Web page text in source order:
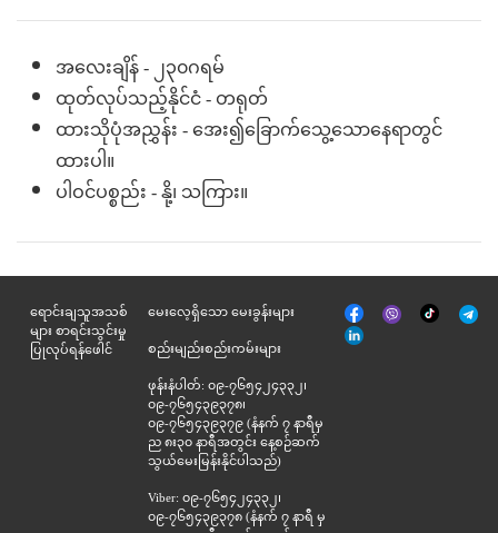
အလေးချိန် - ၂၃၀ဂရမ်
ထုတ်လုပ်သည့်နိုင်ငံ - တရုတ်
ထားသိုပုံအညွှန်း - အေး၍ခြောက်သွေ့သောနေရာတွင်
ထားပါ။
ပါဝင်ပစ္စည်း - နို့၊ သကြား။
ရောင်းချသူအသစ်
များ စာရင်းသွင်းမှု
ပြုလုပ်ရန်ဖေါင်
မေးလေ့ရှိသော မေးခွန်းများ
စည်းမျည်းစည်းကမ်းများ
ဖုန်းနံပါတ်: ၀၉-၇၆၅၄၂၄၃၃၂၊
၀၉-၇၆၅၄၃၉၃၇၈၊
၀၉-၇၆၅၄၃၉၃၇၉ (နံနက် ၇ နာရီမှ
ည ၈း၃၀ နာရီအတွင်း နေ့စဉ်ဆက်
သွယ်မေးမြန်းနိုင်ပါသည်)
Viber: ၀၉-၇၆၅၄၂၄၃၃၂၊
၀၉-၇၆၅၄၃၉၃၇၈ (နံနက် ၇ နာရီ မှ
မျက်နှာစာ
အုပ်
Viber Tik
Tok
နှင့်
ဆက်စပ်